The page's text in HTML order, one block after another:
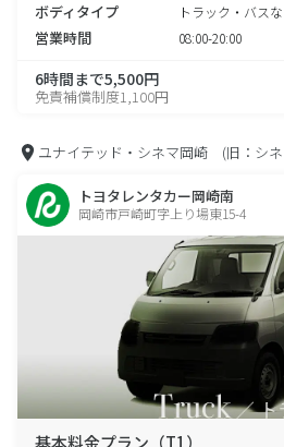
ボディタイプ トラック・バス
営業時間 08:00-20:00
6時間まで5,500円
免責補償制度1,100円
ユナイテッド・シネマ岡崎 (旧：シ
トヨタレンタカー岡崎南
岡崎市戸崎町字上り場東15-4
基本料金プラン（T1）